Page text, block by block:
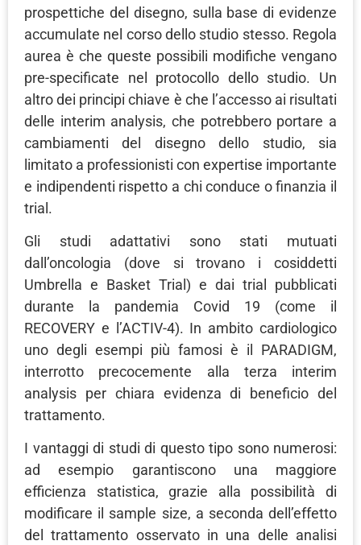
prospettiche del disegno, sulla base di evidenze
accumulate nel corso dello studio stesso. Regola
aurea è che queste possibili modifiche vengano
pre-specificate nel protocollo dello studio. Un
altro dei principi chiave è che l’accesso ai risultati
delle interim analysis, che potrebbero portare a
cambiamenti del disegno dello studio, sia
limitato a professionisti con expertise importante
e indipendenti rispetto a chi conduce o finanzia il
trial.
Gli studi adattativi sono stati mutuati
dall’oncologia (dove si trovano i cosiddetti
Umbrella e Basket Trial) e dai trial pubblicati
durante la pandemia Covid 19 (come il
RECOVERY e l’ACTIV-4). In ambito cardiologico
uno degli esempi più famosi è il PARADIGM,
interrotto precocemente alla terza interim
analysis per chiara evidenza di beneficio del
trattamento.
I vantaggi di studi di questo tipo sono numerosi:
ad esempio garantiscono una maggiore
efficienza statistica, grazie alla possibilità di
modificare il sample size, a seconda dell’effetto
del trattamento osservato in una delle analisi